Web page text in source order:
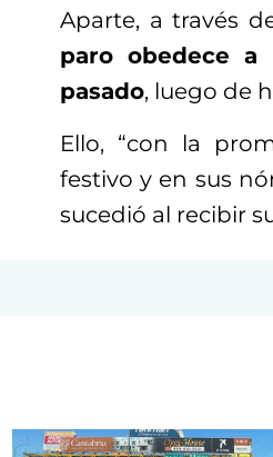
Aparte, a través
paro obedece
pasado, luego de
Ello, “con la
festivo y en sus
sucedió al recibir